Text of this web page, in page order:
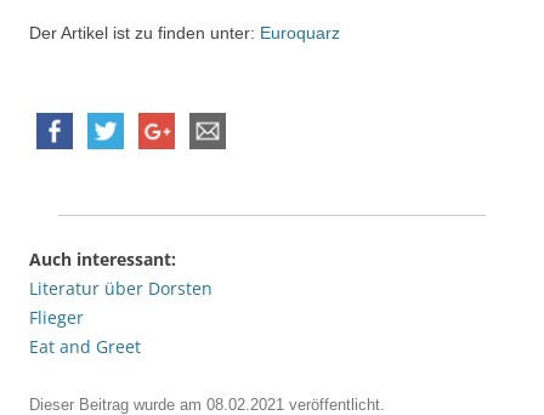
Der Artikel ist zu finden unter: Euroquarz
Auch interessant:
Literatur über Dorsten
Flieger
Eat and Greet
Dieser Beitrag wurde am 08.02.2021 veröffentlicht.